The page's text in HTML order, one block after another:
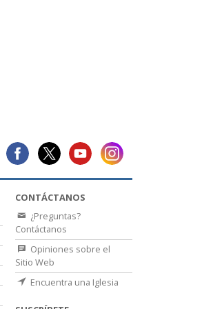
CONTÁCTANOS
¿Preguntas?
Contáctanos
Opiniones sobre el
Sitio Web
Encuentra una Iglesia